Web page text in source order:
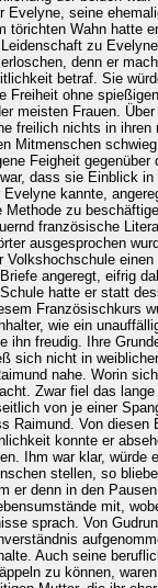
Evelyne, seine
törichten Wahn hatte
zu
erloschen, denn er
betraf. Sie
Freiheit ohne
meisten Frauen.
freilich nichts in ihren
Mitmenschen
Feigheit
dass sie Einblick
Evelyne kannte,
Methode zu
französische
ausgesprochen
Volkshochschule
angeregt, eifrig
hatte er statt
Französischkurs
wie ein
ihn freudig. Ihre
sich nicht in
nahe. Worin
Zwar fiel das
von je einer
Raimund. Von diesen
konnte er
Ihm war klar, würde
stellen, so
er denn in den
mit,
sprach. Von
Auch seine
zu können,